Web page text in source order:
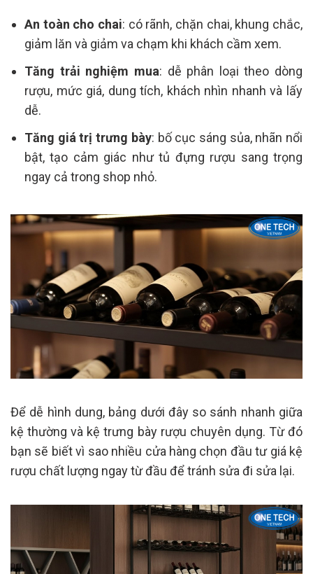
An toàn cho chai: có rãnh, chặn chai, khung chắc,
giảm lăn và giảm va chạm khi khách cầm xem.
Tăng trải nghiệm mua: dễ phân loại theo dòng
rượu, mức giá, dung tích, khách nhìn nhanh và lấy
dễ.
Tăng giá trị trưng bày: bố cục sáng sủa, nhãn nổi
bật, tạo cảm giác như tủ đựng rượu sang trọng
ngay cả trong shop nhỏ.
Để dễ hình dung, bảng dưới đây so sánh nhanh giữa
kệ thường và kệ trưng bày rượu chuyên dụng. Từ đó
bạn sẽ biết vì sao nhiều cửa hàng chọn đầu tư giá kệ
rượu chất lượng ngay từ đầu để tránh sửa đi sửa lại.